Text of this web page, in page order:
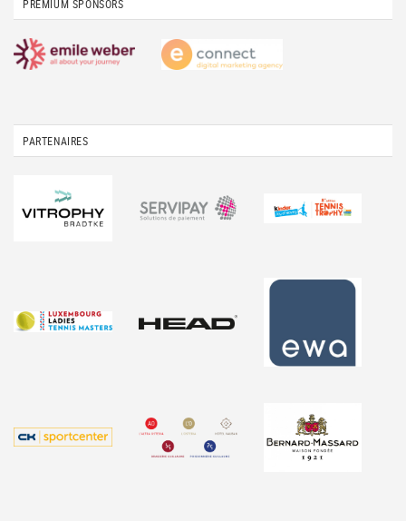
PREMIUM SPONSORS
PARTENAIRES